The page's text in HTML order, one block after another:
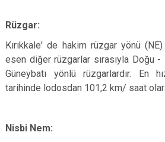
Rüzgar:
Kırıkkale' de hakim rüzgar yönü
esen diğer rüzgarlar sırasıyla Doğu
Güneybatı yönlü rüzgarlardır. En
tarihinde lodosdan 101,2 km/ saat
Nisbi Nem: